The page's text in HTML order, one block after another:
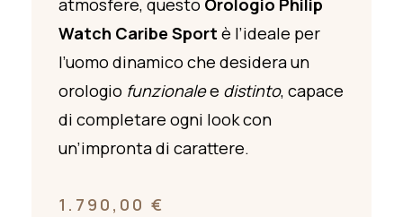
atmosfere, questo Orologio Philip
Watch Caribe Sport è l’ideale per
l’uomo dinamico che desidera un
orologio funzionalee distinto, capace
di completare ogni look con
un’impronta di carattere.
1.790,00 €